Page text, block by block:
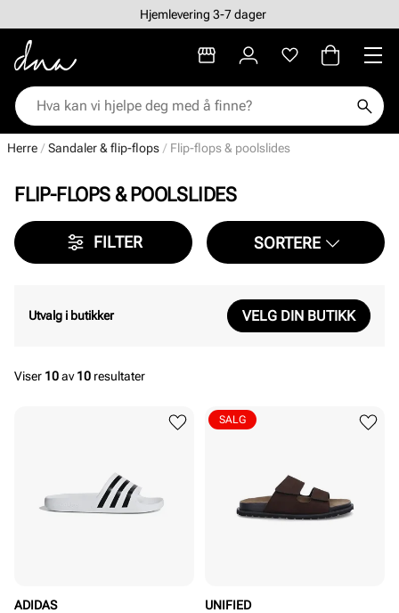
Hjemlevering 3-7 dager
Herre Sandaler & flip-flops Flip-flops & poolslides
FLIP-FLOPS & POOLSLIDES
FILTER SORTERE
Utvalg i butikker VELG DIN BUTIKK
Viser 10av10 resultater
ADIDAS
UNIFIED
SALG